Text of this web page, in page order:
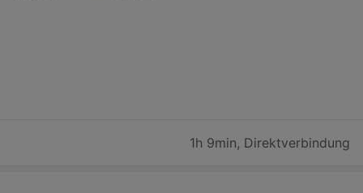
1h 9min, Direktverbindung